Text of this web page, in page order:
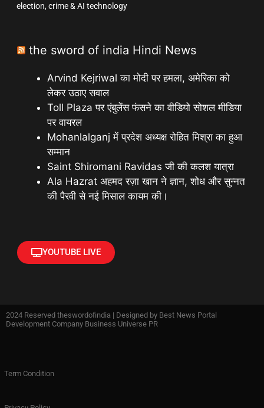
election, crime & AI technology
the sword of india Hindi News
Arvind Kejriwal का मोदी पर हमला, अमेरिका को
लेकर उठाए सवाल
Toll Plaza पर एंबुलेंस फंसने का वीडियो सोशल मीडिया
पर वायरल
Mohanlalganj में प्रदेश अध्यक्ष रोहित मिश्रा का हुआ
सम्मान
Saint Shiromani Ravidas जी की कलश यात्रा
Ala Hazrat अहमद रज़ा खान ने ज्ञान, शोध और सुन्नत
की पैरवी से नई मिसाल कायम की।
YOUTUBE LIVE
2024 Reserved theswordofindia | Designed by Best News Portal
Development Company Business Universe PR
Term Condition